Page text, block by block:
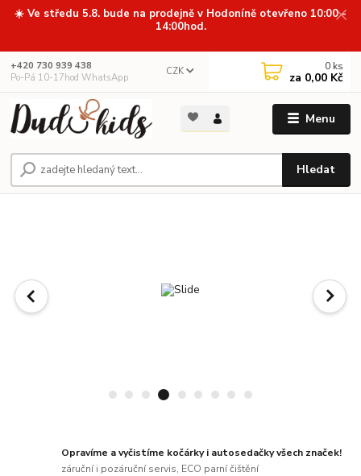
☀️ Ve středu 5.8. bude na prodejně v Hodoníně otevřeno 10:00 -
14:00hod.
Menu
CZK
Hledat
+420 730 939 438
Po-Pá 10-17hod WhatsApp
0 ks
za 0,00 Kč
Opravíme a vyčistíme kočárky i autosedačky všech značek!
záruční i pozáruční servis, ECO parní čištění